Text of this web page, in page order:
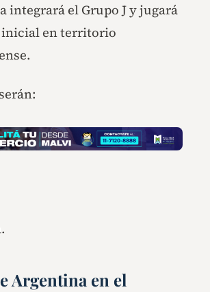
integrará el Grupo J y jugará
inicial en territorio
Argentina en el